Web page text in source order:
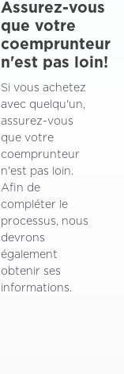
Assurez-vous
que votre
coemprunteur
n'est pas loin!
Si vous achetez
avec quelqu'un,
assurez-vous
que votre
coemprunteur
n'est pas loin.
Afin de
compléter le
processus, nous
devrons
également
obtenir ses
informations.